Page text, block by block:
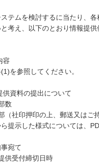
テムを検討するに当たり、各
考え、以下のとおり情報提供
容
を参照してください。
供資料の提出について
数
（社印押印の上、郵送又はご
提示した様式については、
宛て
供受付締切日時